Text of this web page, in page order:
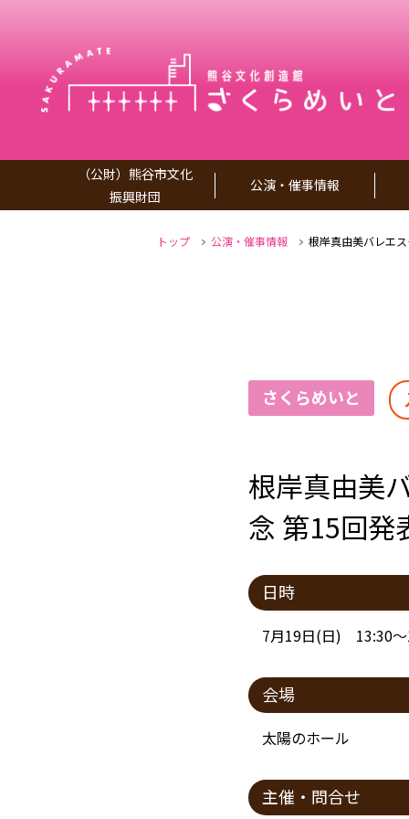
（公財）熊谷市文化
振興財団
公演・催事情報
トップ 公演・催事情報 根岸真由美バレエ
さくらめいと
根岸真由美
念 第15回発
日時
7月19日(日) 13:30
会場
太陽のホール
主催・問合せ